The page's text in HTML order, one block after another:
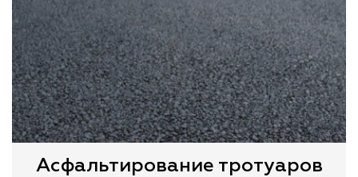
Асфальтирование тротуаров